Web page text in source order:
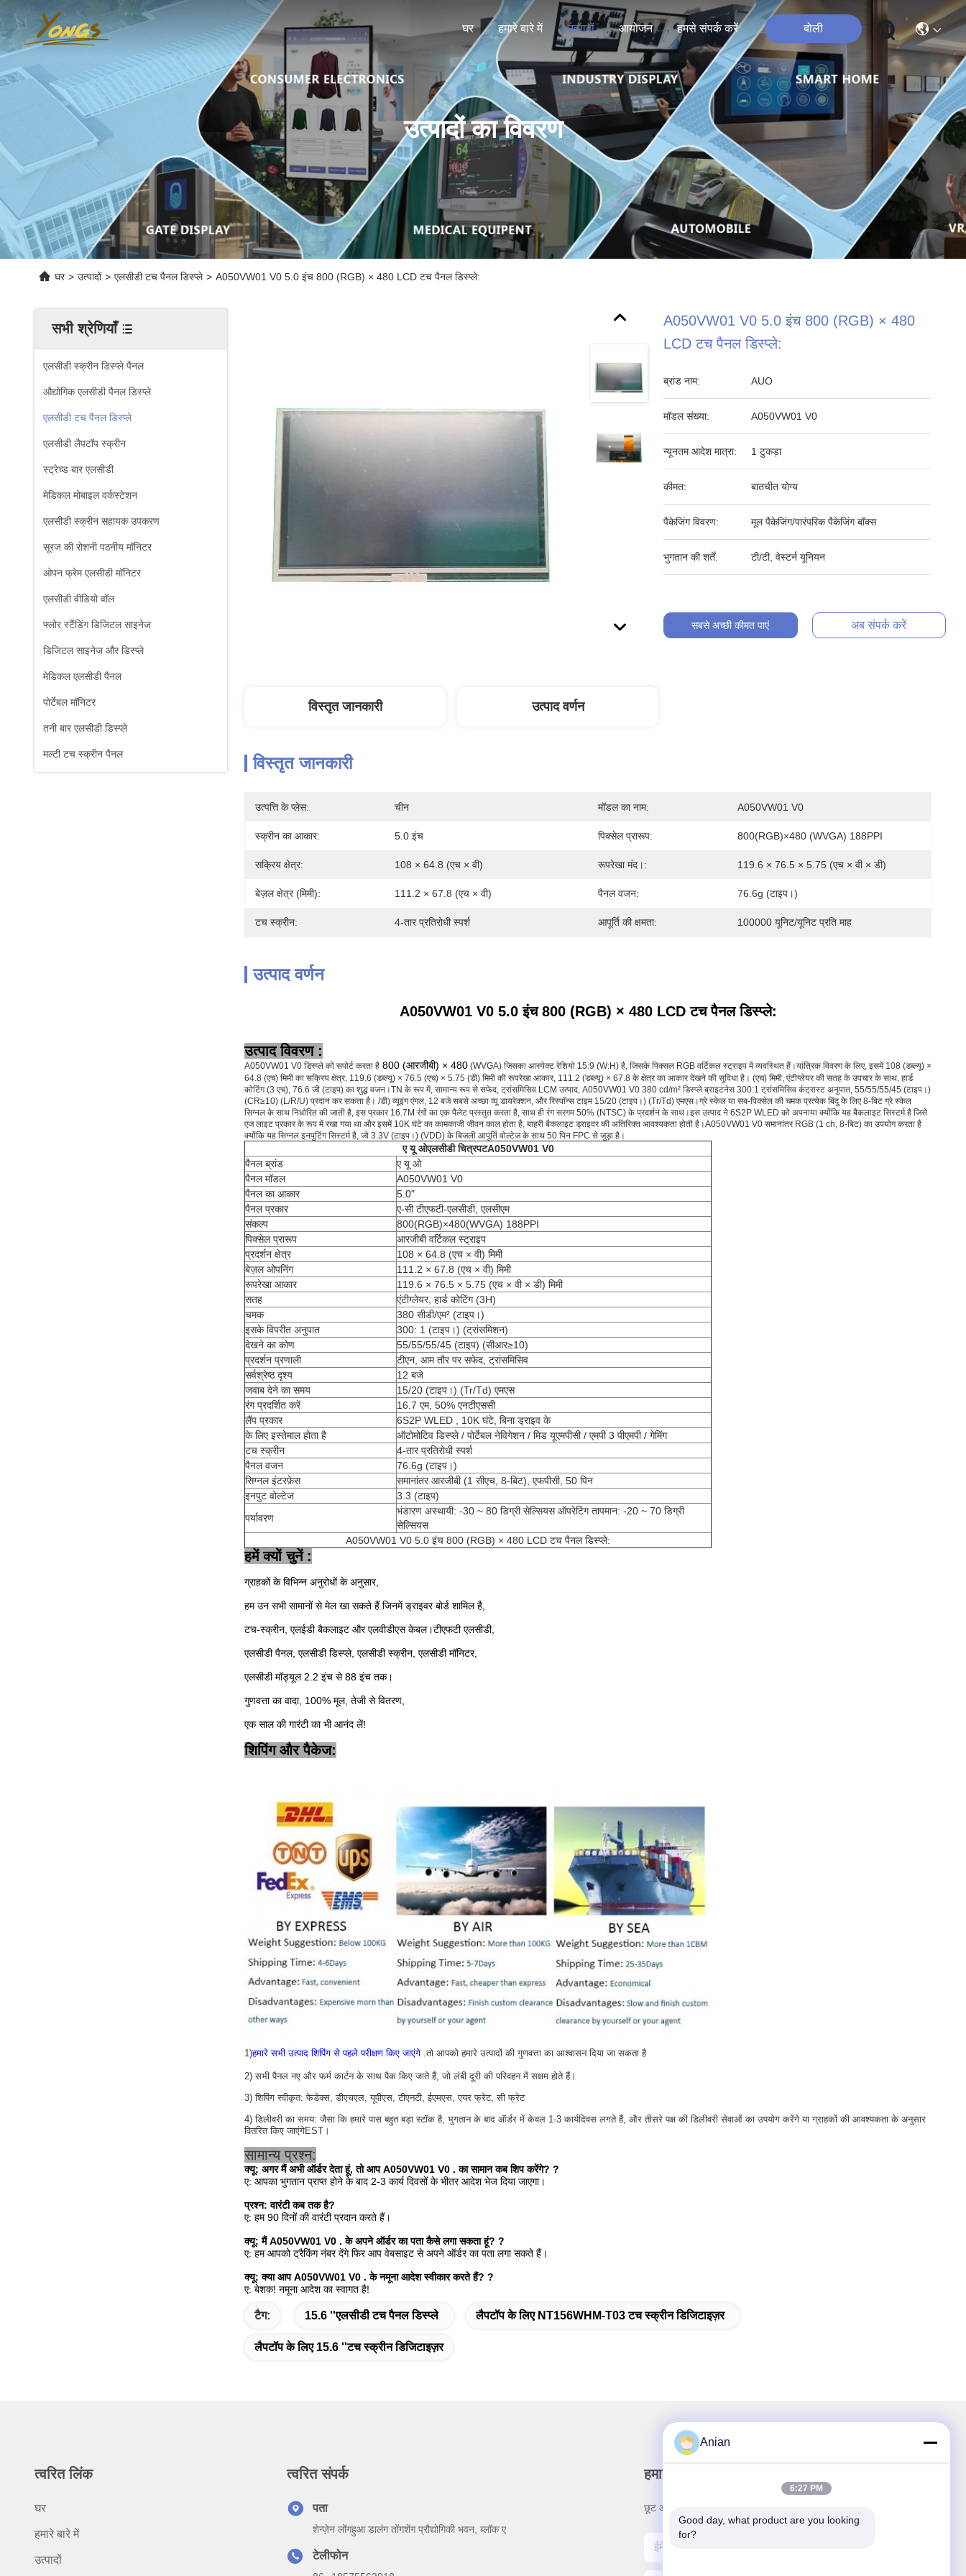
घर हमारे बारे में उत्पादों आयोजन हमसे संपर्क करें बोली
उत्पादों का विवरण
घर > उत्पादों > एलसीडी टच पैनल डिस्प्ले > A050VW01 V0 5.0 इंच 800 (RGB) × 480 LCD टच पैनल डिस्प्ले:
सभी श्रेणियाँ
एलसीडी स्क्रीन डिस्प्ले पैनल
औद्योगिक एलसीडी पैनल डिस्प्ले
एलसीडी टच पैनल डिस्प्ले
एलसीडी लैपटॉप स्क्रीन
स्ट्रेच्ड बार एलसीडी
मेडिकल मोबाइल वर्कस्टेशन
एलसीडी स्क्रीन सहायक उपकरण
सूरज की रोशनी पठनीय मॉनिटर
ओपन फ्रेम एलसीडी मॉनिटर
एलसीडी वीडियो वॉल
फ्लोर स्टैंडिंग डिजिटल साइनेज
डिजिटल साइनेज और डिस्प्ले
मेडिकल एलसीडी पैनल
पोर्टेबल मॉनिटर
तनी बार एलसीडी डिस्प्ले
मल्टी टच स्क्रीन पैनल
A050VW01 V0 5.0 इंच 800 (RGB) × 480
LCD टच पैनल डिस्प्ले:
ब्रांड नाम: AUO
मॉडल संख्या: A050VW01 V0
न्यूनतम आदेश मात्रा: 1 टुकड़ा
कीमत: बातचीत योग्य
पैकेजिंग विवरण: मूल पैकेजिंग/पारंपरिक पैकेजिंग बॉक्स
भुगतान की शर्तें: टी/टी, वेस्टर्न यूनियन
सबसे अच्छी कीमत पाएं अब संपर्क करें
विस्तृत जानकारी उत्पाद वर्णन
विस्तृत जानकारी
उत्पत्ति के प्लेस: चीन मॉडल का नाम: A050VW01 V0
स्क्रीन का आकार: 5.0 इंच पिक्सेल प्रारूप: 800(RGB)×480 (WVGA) 188PPI
सक्रिय क्षेत्र: 108 × 64.8 (एच × वी) रूपरेखा मंद।: 119.6 × 76.5 × 5.75 (एच × वी × डी)
बेज़ल क्षेत्र (मिमी): 111.2 × 67.8 (एच × वी) पैनल वजन: 76.6g (टाइप।)
टच स्क्रीन: 4-तार प्रतिरोधी स्पर्श आपूर्ति की क्षमता: 100000 यूनिट/यूनिट प्रति माह
उत्पाद वर्णन
A050VW01 V0 5.0 इंच 800 (RGB) × 480 LCD टच पैनल डिस्प्ले:
उत्पाद विवरण :
A050VW01 V0 डिस्प्ले को सपोर्ट करता है 800 (आरजीबी) × 480 (WVGA) जिसका आस्पेक्ट रेशियो 15:9 (W:H) है, जिसके पिक्सल RGB वर्टिकल स्ट्राइप में व्यवस्थित हैं।यांत्रिक विवरण के लिए, इसमें 108 (डब्ल्यू) ×
64.8 (एच) मिमी का सक्रिय क्षेत्र, 119.6 (डब्ल्यू) × 76.5 (एच) × 5.75 (डी) मिमी की रूपरेखा आकार, 111.2 (डब्ल्यू) × 67.8 के क्षेत्र का आकार देखने की सुविधा है। (एच) मिमी, एंटीग्लेयर की सतह के उपचार के साथ, हार्ड
कोटिंग (3 एच), 76.6 जी (टाइप) का शुद्ध वजन।TN के रूप में, सामान्य रूप से सफेद, ट्रांसमिसिव LCM उत्पाद, A050VW01 V0 380 cd/m² डिस्प्ले ब्राइटनेस 300:1 ट्रांसमिसिव कंट्रास्ट अनुपात, 55/55/55/45 (टाइप।)
(CR≥10) (L/R/U) प्रदान कर सकता है। /डी) व्यूइंग एंगल, 12 बजे सबसे अच्छा व्यू डायरेक्शन, और रिस्पॉन्स टाइम 15/20 (टाइप।) (Tr/Td) एमएस।ग्रे स्केल या सब-पिक्सेल की चमक प्रत्येक बिंदु के लिए 8-बिट ग्रे स्केल
सिग्नल के साथ निर्धारित की जाती है, इस प्रकार 16.7M रंगों का एक पैलेट प्रस्तुत करता है, साथ ही रंग सरगम ​​​​50% (NTSC) के प्रदर्शन के साथ।इस उत्पाद ने 6S2P WLED को अपनाया क्योंकि यह बैकलाइट सिस्टर्म है जिसे
एज लाइट प्रकार के रूप में रखा गया था और इसमें 10K घंटे का कामकाजी जीवन काल होता है, बाहरी बैकलाइट ड्राइवर की अतिरिक्त आवश्यकता होती है।A050VW01 V0 समानांतर RGB (1 ch, 8-बिट) का उपयोग करता है
क्योंकि यह सिग्नल इनपुटिंग सिस्टर्म है, जो 3.3V (टाइप।) (VDD) के बिजली आपूर्ति वोल्टेज के साथ 50 पिन FPC से जुड़ा है।
ए यू ओएलसीडी चित्रपटA050VW01 V0
पैनल ब्रांड
ए यू ओ
पैनल मॉडल
A050VW01 V0
पैनल का आकार
5.0"
पैनल प्रकार
ए-सी टीएफटी-एलसीडी, एलसीएम
संकल्प
800(RGB)×480(WVGA) 188PPI
पिक्सेल प्रारूप
आरजीबी वर्टिकल स्ट्राइप
प्रदर्शन क्षेत्र
108 × 64.8 (एच × वी) मिमी
बेज़ल ओपनिंग
111.2 × 67.8 (एच × वी) मिमी
रूपरेखा आकार
119.6 × 76.5 × 5.75 (एच × वी × डी) मिमी
सतह
एंटीग्लेयर, हार्ड कोटिंग (3H)
चमक
380 सीडी/एम² (टाइप।)
इसके विपरीत अनुपात
300: 1 (टाइप।) (ट्रांसमिशन)
देखने का कोण
55/55/55/45 (टाइप) (सीआर≥10)
प्रदर्शन प्रणाली
टीएन, आम तौर पर सफेद, ट्रांसमिसिव
सर्वश्रेष्ठ दृश्य
12 बजे
जवाब देने का समय
15/20 (टाइप।) (Tr/Td) एमएस
रंग प्रदर्शित करें
16.7 एम, 50% एनटीएससी
लैंप प्रकार
6S2P WLED , 10K घंटे, बिना ड्राइव के
के लिए इस्तेमाल होता है
ऑटोमोटिव डिस्प्ले / पोर्टेबल नेविगेशन / मिड यूएमपीसी / एमपी 3 पीएमपी / गेमिंग
टच स्क्रीन
4-तार प्रतिरोधी स्पर्श
पैनल वजन
76.6g (टाइप।)
सिग्नल इंटरफ़ेस
समानांतर आरजीबी (1 सीएच, 8-बिट), एफपीसी, 50 पिन
इनपुट वोल्टेज
3.3 (टाइप)
पर्यावरण
भंडारण अस्थायी: -30 ~ 80 डिग्री सेल्सियस ऑपरेटिंग तापमान: -20 ~ 70 डिग्री
सेल्सियस
A050VW01 V0 5.0 इंच 800 (RGB) × 480 LCD टच पैनल डिस्प्ले:
हमें क्यों चुनें :
ग्राहकों के विभिन्न अनुरोधों के अनुसार,
हम उन सभी सामानों से मेल खा सकते हैं जिनमें ड्राइवर बोर्ड शामिल है,
टच-स्क्रीन, एलईडी बैकलाइट और एलवीडीएस केबल।टीएफटी एलसीडी,
एलसीडी पैनल, एलसीडी डिस्प्ले, एलसीडी स्क्रीन, एलसीडी मॉनिटर,
एलसीडी मॉड्यूल 2.2 इंच से 88 इंच तक।
गुणवत्ता का वादा, 100% मूल, तेजी से वितरण,
एक साल की गारंटी का भी आनंद लें!
शिपिंग और पैकेज:
1)हमारे सभी उत्पाद शिपिंग से पहले परीक्षण किए जाएंगे .तो आपको हमारे उत्पादों की गुणवत्ता का आश्वासन दिया जा सकता है
2) सभी पैनल नए और फर्म कार्टन के साथ पैक किए जाते हैं, जो लंबी दूरी की परिवहन में सक्षम होते हैं।
3) शिपिंग स्वीकृत: फेडेक्स, डीएचएल, यूपीएस, टीएनटी, ईएमएस, एयर फ्रेट, सी फ्रेट
4) डिलीवरी का समय: जैसा कि हमारे पास बहुत बड़ा स्टॉक है, भुगतान के बाद ऑर्डर में केवल 1-3 कार्यदिवस लगते हैं, और तीसरे पक्ष की डिलीवरी सेवाओं का उपयोग करेंगे या ग्राहकों की आवश्यकता के अनुसार
वितरित किए जाएंगेEST।
सामान्य प्रश्न:
क्यू: अगर मैं अभी ऑर्डर देता हूं, तो आप A050VW01 V0 . का सामान कब शिप करेंगे? ?
ए: आपका भुगतान प्राप्त होने के बाद 2-3 कार्य दिवसों के भीतर आदेश भेज दिया जाएगा।
प्रश्न: वारंटी कब तक है?
ए: हम 90 दिनों की वारंटी प्रदान करते हैं।
क्यू: मैं A050VW01 V0 . के अपने ऑर्डर का पता कैसे लगा सकता हूं? ?
ए: हम आपको ट्रैकिंग नंबर देंगे फिर आप वेबसाइट से अपने ऑर्डर का पता लगा सकते हैं।
क्यू: क्या आप A050VW01 V0 . के नमूना आदेश स्वीकार करते हैं? ?
ए: बेशक! नमूना आदेश का स्वागत है!
टैग: 15.6 ''एलसीडी टच पैनल डिस्प्ले लैपटॉप के लिए NT156WHM-T03 टच स्क्रीन डिजिटाइज़र
लैपटॉप के लिए 15.6 ''टच स्क्रीन डिजिटाइज़र
त्वरित लिंक
घर
हमारे बारे में
उत्पादों
त्वरित संपर्क
पता
शेन्ज़ेन लोंगहुआ डालंग तोंगशेंग प्रौद्योगिकी भवन, ब्लॉक ए
टेलीफोन
हमारा समाचार पत्र
छूट और अधिक के लिए हमारे न्यूज़लेटर की सदस्यता लें।
Anian
6:27 PM
Good day, what product are you looking
for?